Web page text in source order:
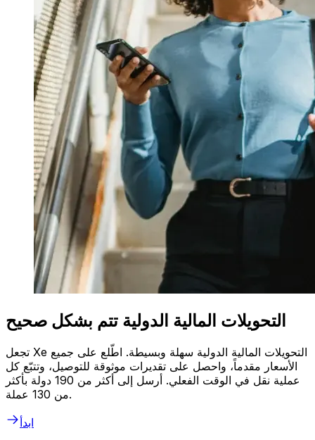
التحويلات المالية الدولية تتم بشكل صحيح
تجعل Xe التحويلات المالية الدولية سهلة وبسيطة. اطّلع على جميع
الأسعار مقدماً، واحصل على تقديرات موثوقة للتوصيل، وتتبّع كل
عملية نقل في الوقت الفعلي. أرسل إلى أكثر من 190 دولة بأكثر
من 130 عملة.
ابدأ